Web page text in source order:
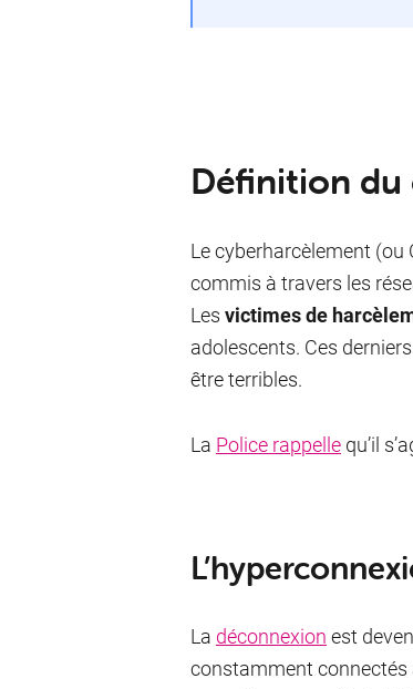
Définition du
Le cyberharcèlement
commis à travers les
Les victimes de
adolescents. Ces
être terribles.
La Police rappelle qu’il
La déconnexion est
constamment connectés